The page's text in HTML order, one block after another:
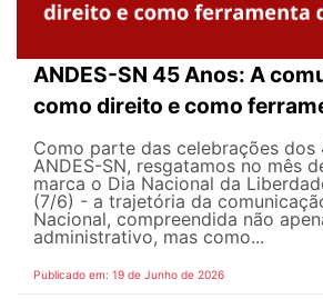
ANDES-SN 45 Anos: A
como direito e como
Como parte das celebrações dos
ANDES-SN, resgatamos no mês
marca o Dia Nacional da
(7/6) - a trajetória da
Nacional, compreendida não
administrativo, mas como...
Publicado em: 19 de Junho de 2026